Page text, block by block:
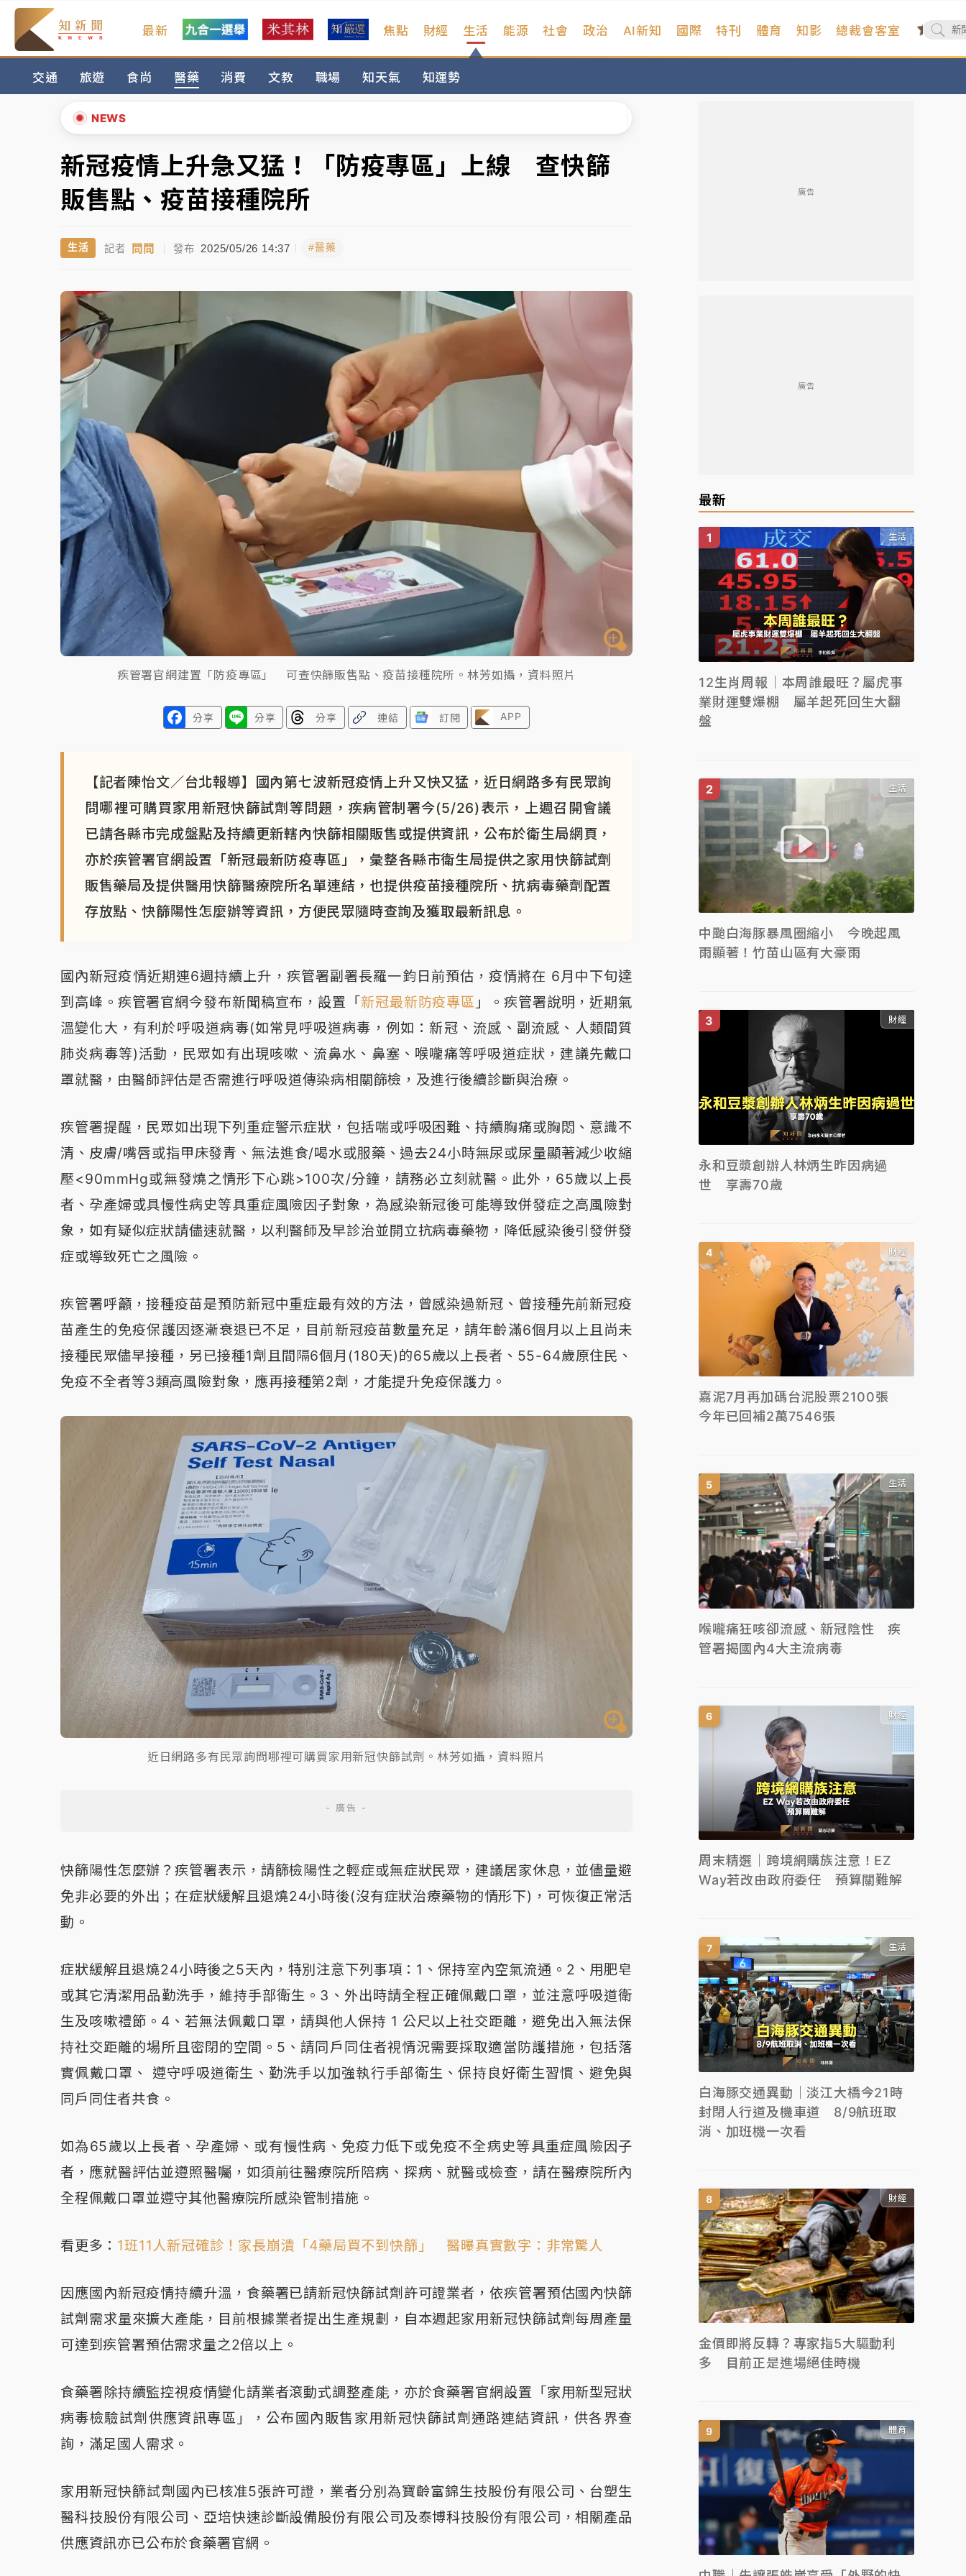
最新 焦點 財經 生活
交通 旅遊 食尚 醫藥 消費 文教 職場 知天氣 知運勢
能源 社會 政治 AI新知 國際 特刊 體育 知影 總裁會客室
NEWS
中颱白海豚進逼！台北喜來登圍籬傾倒砸傷人 民權西路鷹架倒塌壓2車
有片｜ 白海豚暴風圈逼近！新北淡水赫見龍捲風 榕樹連根拔起
中颱白海豚風雨來了！中部以北防豪雨 今晚、明天影響最劇烈
白海豚逼近！北市水門只出不進 未移置車輛最高罰4800＋拖吊費
中颱白海豚進逼！台北喜來登圍籬傾倒砸傷人 民權西路鷹架倒塌壓2車
中颱白海豚風雨來了！中部以北防豪雨 今晚、明天影響最劇烈
白海豚逼近！北市水門只出不進 未移置車輛最高罰4800＋拖吊費
▲
▼
新冠疫情上升急又猛！「防疫專區」上線 查快篩
販售點、疫苗接種院所
生活 記者 問問 | 發布 2025/05/26 14:37 #醫藥
疾管署官網建置「防疫專區」 可查快篩販售點、疫苗接種院所。林芳如攝，資料照片
分享 分享 分享 連結 訂閱 APP
【記者陳怡文／台北報導】國內第七波新冠疫情上升又快又猛，近日網路多有民眾詢
問哪裡可購買家用新冠快篩試劑等問題，疾病管制署今(5/26)表示，上週召開會議
已請各縣市完成盤點及持續更新轄內快篩相關販售或提供資訊，公布於衛生局網頁，
亦於疾管署官網設置「新冠最新防疫專區」，彙整各縣市衛生局提供之家用快篩試劑
販售藥局及提供醫用快篩醫療院所名單連結，也提供疫苗接種院所、抗病毒藥劑配置
存放點、快篩陽性怎麼辦等資訊，方便民眾隨時查詢及獲取最新訊息。
國內新冠疫情近期連6週持續上升，疾管署副署長羅一鈞日前預估，疫情將在 6月中下旬達
到高峰。疾管署官網今發布新聞稿宣布，設置「新冠最新防疫專區 」。疾管署說明，近期氣
溫變化大，有利於呼吸道病毒(如常見呼吸道病毒，例如：新冠、流感、副流感、人類間質
肺炎病毒等)活動，民眾如有出現咳嗽、流鼻水、鼻塞、喉嚨痛等呼吸道症狀，建議先戴口
罩就醫，由醫師評估是否需進行呼吸道傳染病相關篩檢，及進行後續診斷與治療。
疾管署提醒，民眾如出現下列重症警示症狀，包括喘或呼吸困難、持續胸痛或胸悶、意識不
清、皮膚/嘴唇或指甲床發青、無法進食/喝水或服藥、過去24小時無尿或尿量顯著減少收縮
壓<90mmHg或無發燒之情形下心跳>100次/分鐘，請務必立刻就醫。此外，65歲以上長
者、孕產婦或具慢性病史等具重症風險因子對象，為感染新冠後可能導致併發症之高風險對
象，如有疑似症狀請儘速就醫，以利醫師及早診治並開立抗病毒藥物，降低感染後引發併發
症或導致死亡之風險。
疾管署呼籲，接種疫苗是預防新冠中重症最有效的方法，曾感染過新冠、曾接種先前新冠疫
苗產生的免疫保護因逐漸衰退已不足，目前新冠疫苗數量充足，請年齡滿6個月以上且尚未
接種民眾儘早接種，另已接種1劑且間隔6個月(180天)的65歲以上長者、55-64歲原住民、
免疫不全者等3類高風險對象，應再接種第2劑，才能提升免疫保護力。
近日網路多有民眾詢問哪裡可購買家用新冠快篩試劑。林芳如攝，資料照片
快篩陽性怎麼辦？疾管署表示，請篩檢陽性之輕症或無症狀民眾，建議居家休息，並儘量避
免非必要的外出；在症狀緩解且退燒24小時後(沒有症狀治療藥物的情形下)，可恢復正常活
動。
症狀緩解且退燒24小時後之5天內，特別注意下列事項：1、保持室內空氣流通。2、用肥皂
或其它清潔用品勤洗手，維持手部衛生。3、外出時請全程正確佩戴口罩，並注意呼吸道衛
生及咳嗽禮節。4、若無法佩戴口罩，請與他人保持 1 公尺以上社交距離，避免出入無法保
持社交距離的場所且密閉的空間。5、請同戶同住者視情況需要採取適當防護措施，包括落
實佩戴口罩、 遵守呼吸道衛生、勤洗手以加強執行手部衛生、保持良好衛生習慣、避免與
同戶同住者共食。
如為65歲以上長者、孕產婦、或有慢性病、免疫力低下或免疫不全病史等具重症風險因子
者，應就醫評估並遵照醫囑，如須前往醫療院所陪病、探病、就醫或檢查，請在醫療院所內
全程佩戴口罩並遵守其他醫療院所感染管制措施。
看更多： 1班11人新冠確診！家長崩潰「4藥局買不到快篩」 醫曝真實數字：非常驚人
因應國內新冠疫情持續升溫，食藥署已請新冠快篩試劑許可證業者，依疾管署預估國內快篩
試劑需求量來擴大產能，目前根據業者提出生產規劃，自本週起家用新冠快篩試劑每周產量
可達到疾管署預估需求量之2倍以上。
食藥署除持續監控視疫情變化請業者滾動式調整產能，亦於食藥署官網設置「家用新型冠狀
病毒檢驗試劑供應資訊專區」，公布國內販售家用新冠快篩試劑通路連結資訊，供各界查
詢，滿足國人需求。
家用新冠快篩試劑國內已核准5張許可證，業者分別為寶齡富錦生技股份有限公司、台塑生
醫科技股份有限公司、亞培快速診斷設備股份有限公司及泰博科技股份有限公司，相關產品
供應資訊亦已公布於食藥署官網。
廣告
廣告
最新
生活
12生肖周報｜本周誰最旺？屬虎事
業財運雙爆棚 屬羊起死回生大翻
盤
生活
中颱白海豚暴風圈縮小 今晚起風
雨顯著！竹苗山區有大豪雨
財經
永和豆漿創辦人林炳生昨因病過
世 享壽70歲
財經
嘉泥7月再加碼台泥股票2100張
今年已回補2萬7546張
生活
喉嚨痛狂咳卻流感、新冠陰性 疾
管署揭國內4大主流病毒
財經
周末精選｜跨境網購族注意！EZ
Way若改由政府委任 預算關難解
生活
白海豚交通異動｜淡江大橋今21時
封閉人行道及機車道 8/9航班取
消、加班機一次看
財經
金價即將反轉？專家指5大驅動利
多 目前正是進場絕佳時機
體育